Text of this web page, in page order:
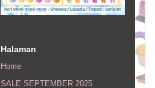
Halaman
Home
SALE SEPTEMBER 2025